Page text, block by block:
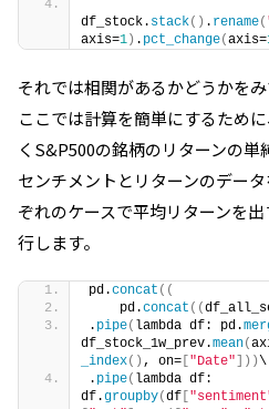
df_stock. stack() . rename(
axis=1) . pct_change(axis=
それでは相関があるかどうかをみ
ここでは計算を簡単にするため
く S&P500の銘柄のリターンの単
センチメントとリターンのデー
ぞれのケースで平均リターンを
行します。
pd.concat ((
    pd.
concat ((
. pipe( lambda df: pd.
df_stock_1w_prev.mean(
_index() , on= ["Date"]))\
. pipe( lambda df:
df.groupby(df [